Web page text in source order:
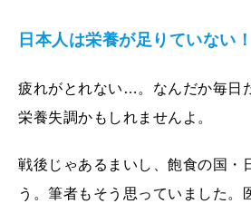
日本人は栄養が足りていない
疲れがとれない…。なんだか毎日
栄養失調かもしれませんよ。
戦後じゃあるまいし、飽食の国・
う。筆者もそう思っていました